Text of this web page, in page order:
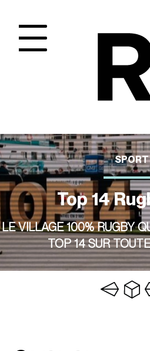
SPORT
Top 14
LE VILLAGE 100% RUGBY
TOP 14 SUR